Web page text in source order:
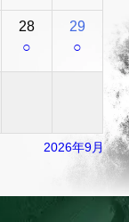
28
○
29
○
2026年9月